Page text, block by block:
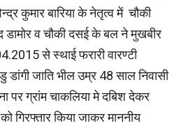
कुमार बारिया के नेतृत्व में चौकी
डामोर व चौकी दसई के बल ने मुखबीर
से स्थाई फरारी वारण्टी
डांगी जाति भील उम्र 48 साल निवासी
पर ग्रांम चाकलिया मे दबिश देकर
गिरफ्तार किया जाकर माननीय